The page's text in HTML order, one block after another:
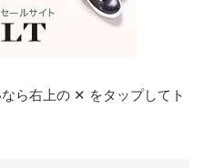
ら右上の ✕ をタップしてト